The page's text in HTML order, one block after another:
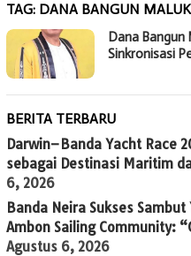
TAG: DANA BANGUN
Dana Bangun
Sinkronisasi
BERITA TERBARU
Darwin–Banda Yacht Race
sebagai Destinasi Maritim
6, 2026
Banda Neira Sukses
Ambon Sailing Community:
Agustus 6, 2026